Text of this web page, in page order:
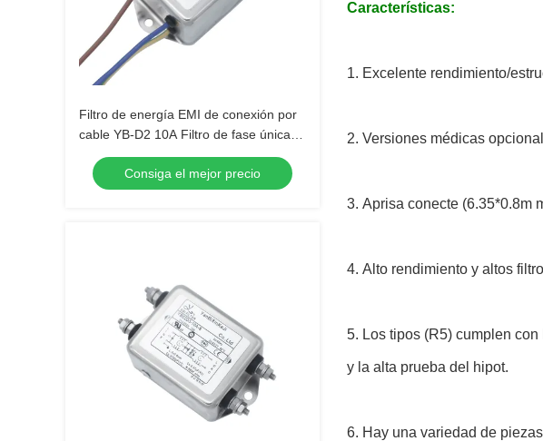
Filtro de energía EMI de conexión por
cable YB-D2 10A Filtro de fase única
mejorado para cinta de correr
Consiga el mejor precio
Características:
1. Excelente rendimiento/
2. Versiones médicas
3. Aprisa conecte (6.35*0.8m
4. Alto rendimiento y altos
5. Los tipos (R5) cumplen
y la alta prueba del hipot.
6. Hay una variedad de